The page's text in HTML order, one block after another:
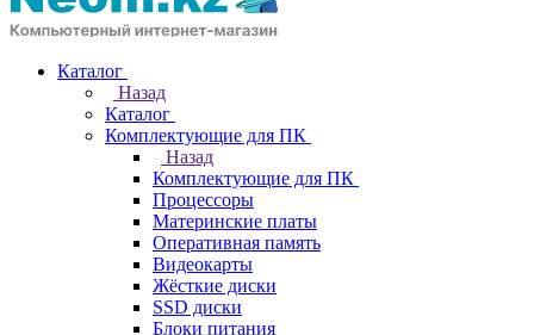
Каталог
Назад
Каталог
Комплектующие для ПК
Назад
Комплектующие для ПК
Процессоры
Материнские платы
Оперативная память
Видеокарты
Жёсткие диски
SSD диски
Блоки питания